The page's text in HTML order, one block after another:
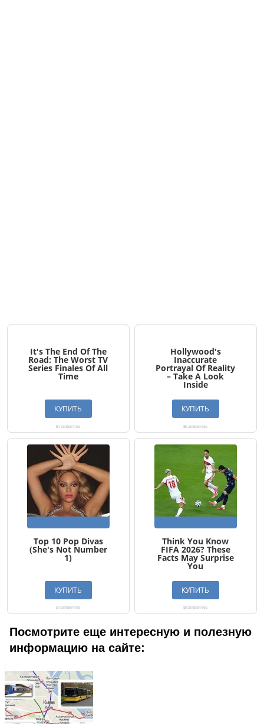
Посмотрите еще интересную и полезную
информацию на сайте: